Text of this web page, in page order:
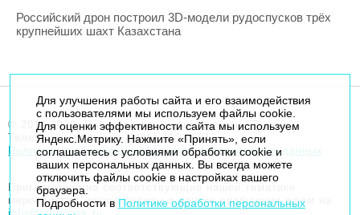
Российский дрон построил 3D-модели рудоспусков трёх
крупнейших шахт Казахстана
© 2014-2026. Robogeek.ru - проект группы “Текарт”.
Телефон редакции+7(495) 790-7591
Политика в отношении обработки персональных данных
Приглашения на соответствующие нашей тематике
мероприятия, пресс-релизы и другие сообщения ждем на
Для улучшения работы сайта и его взаимодействия
с пользователями мы используем файлы cookie.
Для оценки эффективности сайта мы используем
Яндекс.Метрику. Нажмите «Принять», если
соглашаетесь с условиями обработки cookie и
ваших персональных данных. Вы всегда можете
отключить файлы cookie в настройках вашего
браузера.
Подробности в Политике обработки персональных